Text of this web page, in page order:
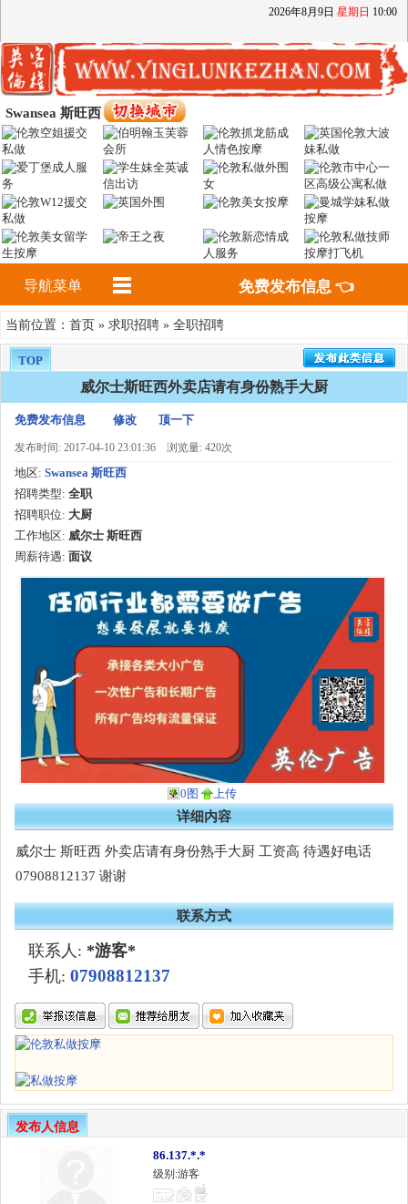
2026年8月 9日 星期日 10:00
Swansea 斯旺西
导航菜单 免费发布信息 👈
当前位置： 首页 » 求职招聘 » 全职招聘
TOP
威尔士斯旺西外卖店请有身份熟手大厨
免费发布信息 修改 顶一下
发布时间: 2017-04-10 23:01:36 浏览量: 420次
地区: Swansea 斯旺西
招聘类型: 全职
招聘职位: 大厨
工作地区: 威尔士 斯旺西
周薪待遇: 面议
0图 上传
详细内容
威尔士 斯旺西 外卖店请有身份熟手大厨 工资高 待遇好电话
07908812137 谢谢
联系方式
联系人: *游客*
手机: 07908812137
发布人信息
86.137.*.*
级别:游客